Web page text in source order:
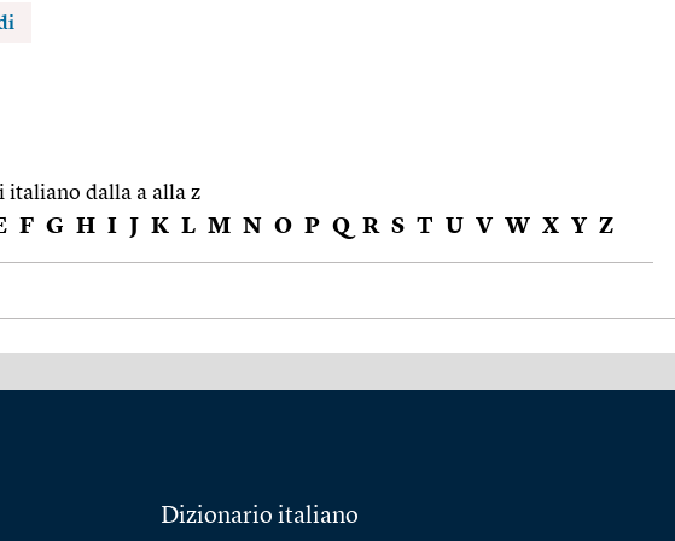
italiano dalla a alla z
F G H I J K L M N O P Q R S T U V W X Y Z
Dizionario italiano